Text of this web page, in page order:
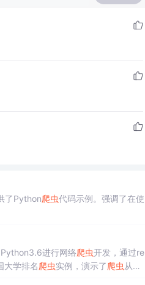
了Python爬虫代码示例。强调了在使
进行网络爬虫开发，通过re
大学排名爬虫实例，演示了爬虫 从数